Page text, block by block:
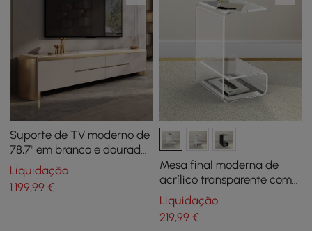
Suporte de TV moderno de
78,7" em branco e dourado,
tampo de pedra
sinterizada com
armazenamento para TVs
Liquidação
1.199,99 €
Mesa final moderna de
acrílico transparente com
mesa lateral de
armazenamento em forma
de C
Liquidação
219,99€